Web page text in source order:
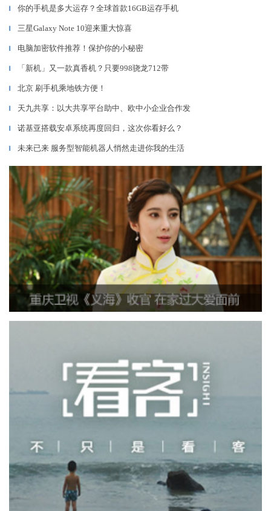
▎ 你的手机是多大运存？全球首款16GB运存手机
▎ 三星Galaxy Note 10迎来重大惊喜
▎ 电脑加密软件推荐！保护你的小秘密
▎ 「新机」又一款真香机？只要998骁龙712带
▎ 北京 刷手机乘地铁方便！
▎ 天九共享：以大共享平台助中、欧中小企业合作发
▎ 诺基亚搭载安卓系统再度回归，这次你看好么？
▎ 未来已来 服务型智能机器人悄然走进你我的生活